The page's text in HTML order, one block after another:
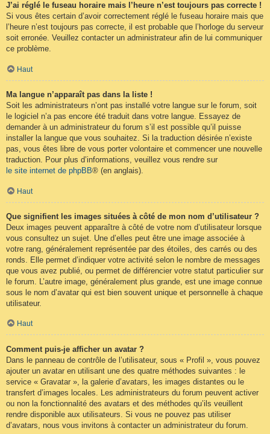
J’ai réglé le fuseau horaire mais l’heure n’est toujours pas correcte !
Si vous êtes certain d’avoir correctement réglé le fuseau horaire mais que
l’heure n’est toujours pas correcte, il est probable que l’horloge du serveur
soit erronée. Veuillez contacter un administrateur afin de lui communiquer
ce problème.
Haut
Ma langue n’apparaît pas dans la liste !
Soit les administrateurs n’ont pas installé votre langue sur le forum, soit
le logiciel n’a pas encore été traduit dans votre langue. Essayez de
demander à un administrateur du forum s’il est possible qu’il puisse
installer la langue que vous souhaitez. Si la traduction désirée n’existe
pas, vous êtes libre de vous porter volontaire et commencer une nouvelle
traduction. Pour plus d’informations, veuillez vous rendre sur
le site internet de phpBB® (en anglais).
Haut
Que signifient les images situées à côté de mon nom d’utilisateur ?
Deux images peuvent apparaître à côté de votre nom d’utilisateur lorsque
vous consultez un sujet. Une d’elles peut être une image associée à
votre rang, généralement représentée par des étoiles, des carrés ou des
ronds. Elle permet d’indiquer votre activité selon le nombre de messages
que vous avez publié, ou permet de différencier votre statut particulier sur
le forum. L’autre image, généralement plus grande, est une image connue
sous le nom d’avatar qui est bien souvent unique et personnelle à chaque
utilisateur.
Haut
Comment puis-je afficher un avatar ?
Dans le panneau de contrôle de l’utilisateur, sous « Profil », vous pouvez
ajouter un avatar en utilisant une des quatre méthodes suivantes : le
service « Gravatar », la galerie d’avatars, les images distantes ou le
transfert d’images locales. Les administrateurs du forum peuvent activer
ou non la fonctionnalité des avatars et des méthodes qu’ils veuillent
rendre disponible aux utilisateurs. Si vous ne pouvez pas utiliser
d’avatars, nous vous invitons à contacter un administrateur du forum.